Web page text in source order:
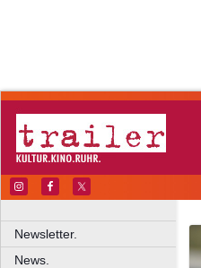
Newsletter.
News.